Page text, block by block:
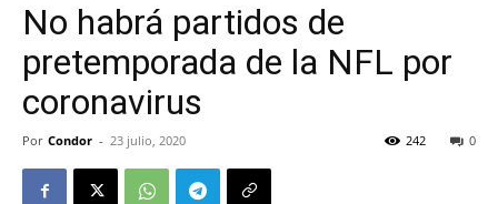
No habrá partidos de
pretemporada de la NFL por
coronavirus
Por Condor - 23 julio, 2020 0
242